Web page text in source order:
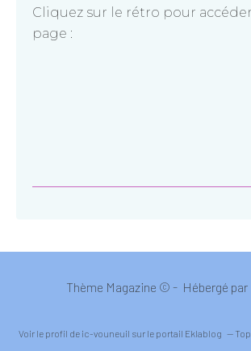
Cliquez sur le rétro pour
page :
Thème Magazine © - Hébergé par
Voir le profil de ic-vouneuil sur le portail Eklablog